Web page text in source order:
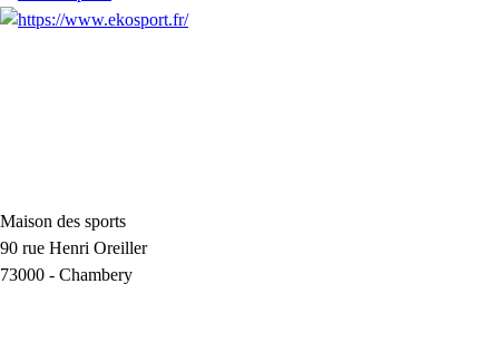
Maison des sports
90 rue Henri Oreiller
73000 - Chambery